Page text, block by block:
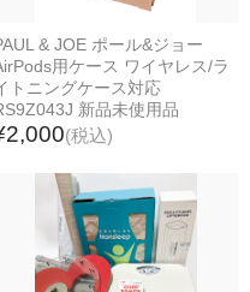
& JOE ポール&ジョー
用ケース ワイヤレス/ラ
トニングケース対応
新品未使用品
(税込)